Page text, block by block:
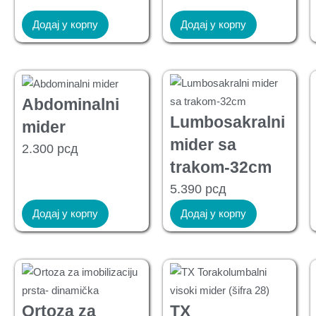
Додај у корпу Додај у корпу
Abdominalni
mider
2.300 рсд
Додај у корпу
Lumbosakralni
mider sa
trakom-32cm
5.390 рсд
Додај у корпу
Ortoza za TX